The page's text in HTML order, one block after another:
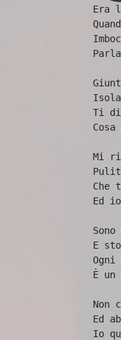
Era
Ti
Mi
Che
Ed
E
Ogni
È
Non
Ed
Io